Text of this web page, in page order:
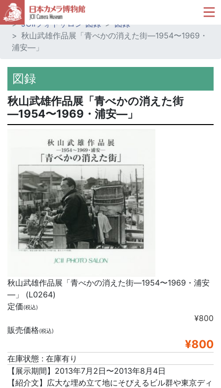
ホーム
ミュージアムショップ
JCIIフォトサロン 図録
図録
秋山武雄作品展「青べかの消えた街―1954〜1969・
浦安―」
図録
秋山武雄作品展「青べかの消えた街
―1954〜1969・浦安―」
秋山武雄作品展「青べかの消えた街―1954〜1969・浦安
―」 (L0264)
定価(税込)
¥800
販売価格(税込)
¥800
在庫状態 : 在庫有り
【展示期間】2013年7月2日〜2013年8月4日
【紹介文】広大な埋め立て地にそびえるビル群や東京ディ